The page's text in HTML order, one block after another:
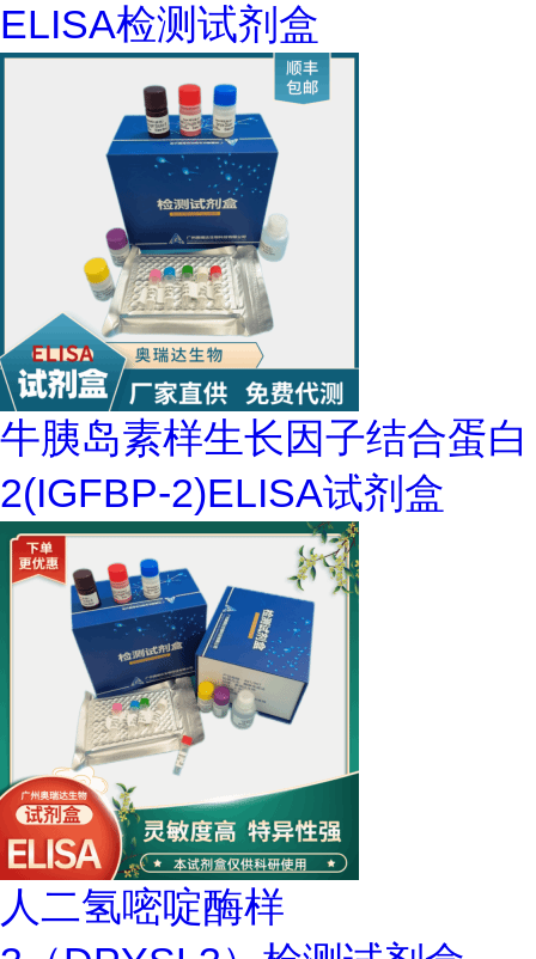
ELISA检测试剂盒
牛胰岛素样生长因子结合蛋白
2(IGFBP-2)ELISA试剂盒
人二氢嘧啶酶样